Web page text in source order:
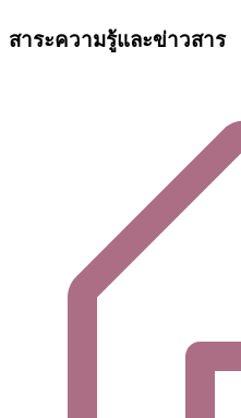
สาระความรู้และข่าวสาร